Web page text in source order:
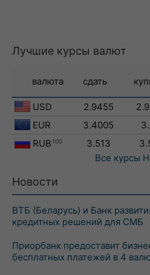
Лучшие курсы валют
валюта сдать
USD 2.9455
EUR
3.4005
RUB 100 3.513
Все курсы
Новости
ВТБ (Беларусь) и Банк
кредитных решений для СМБ
Приорбанк предоставит
бесплатных платежей в 4